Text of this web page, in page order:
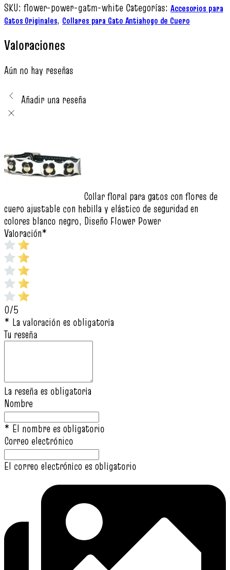
SKU: flower-power-gatm-white Categorías: Accesorios para
Gatos Originales, Collares para Gato Antiahogo de Cuero
Valoraciones
Aún no hay reseñas
Añadir una reseña
Collar floral para gatos con flores de
cuero ajustable con hebilla y elástico de seguridad en
colores blanco negro, Diseño Flower Power
Valoración*
0/5
* La valoración es obligatoria
Tu reseña
La reseña es obligatoria
Nombre
* El nombre es obligatorio
Correo electrónico
El correo electrónico es obligatorio